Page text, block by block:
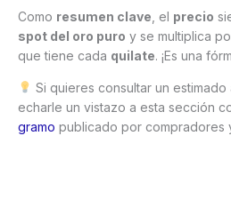
Como resumen clave , el precio
spot del oro puro y se multiplica
que tiene cada quilate. ¡Es una
Si quieres consultar un
echarle un vistazo a esta sección
gramo publicado por compradores